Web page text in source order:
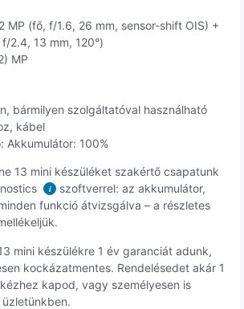
MP (fő, f/1.6, 26 mm, sensor-shift OIS) +
2.4, 13 mm, 120°)
MP
bármilyen szolgáltatóval használható
kábel
Akkumulátor: 100%
13 mini készüléket szakértő csapatunk
i
szoftverrel: az akkumulátor,
funkció átvizsgálva – a részletes
mini készülékre 1 év garanciát adunk,
kockázatmentes. Rendelésedet akár 1
kapod, vagy személyesen is